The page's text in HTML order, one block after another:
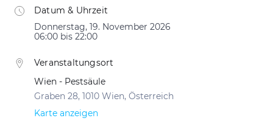
Datum & Uhrzeit
Donnerstag, 19. November 2026
06:00 bis 22:00
Veranstaltungsort
Wien - Pestsäule
Graben 28, 1010 Wien, Österreich
Karte anzeigen